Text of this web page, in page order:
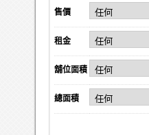
售價
租金
舖位面積
總面積